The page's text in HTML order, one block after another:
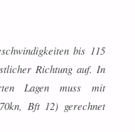
bis 115
Richtung auf. In
Lagen muss mit
Bft 12) gerechnet